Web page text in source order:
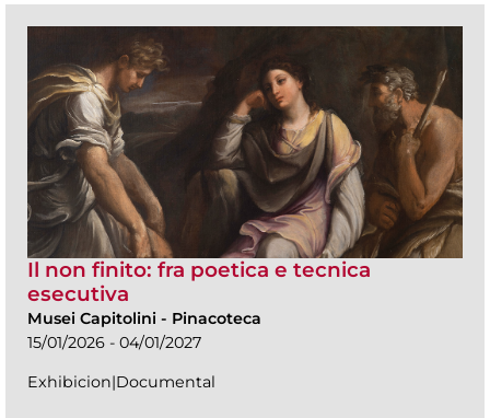
Il non finito: fra poetica e tecnica
esecutiva
Musei Capitolini - Pinacoteca
15/01/2026 - 04/01/2027
Exhibicion|Documental